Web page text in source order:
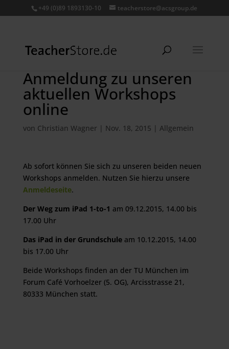
+49 (0)89 1893130-10 teacherstore@acsgroup.de
Anmeldung zu unseren
aktuellen Workshops
online
von Christian Wagner | Nov. 18, 2015 | Allgemein
Ab sofort können Sie sich zu unseren beiden neuen
Workshops anmelden. Nutzen Sie hierzu unsere
Anmeldeseite.
Der Weg zum iPad 1-to-1 am 09.12.2015, 14.00 bis
17.00 Uhr
Das iPad in der Grundschuleam 10.12.2015, 14.00
bis 17.00 Uhr
Beide Workshops finden an der TU München im
Forum Café Vorhoelzer (5. OG), Arcisstrasse 21,
80333 München statt.